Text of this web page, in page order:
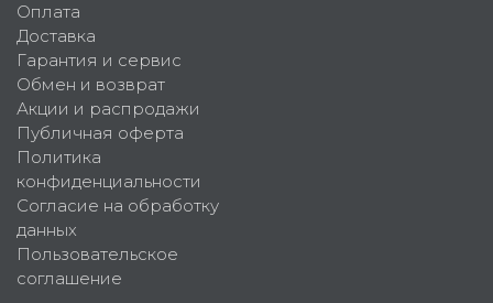
Оплата
Доставка
Гарантия и сервис
Обмен и возврат
Акции и распродажи
Публичная оферта
Политика
конфиденциальности
Согласие на обработку
данных
Пользовательское
соглашение